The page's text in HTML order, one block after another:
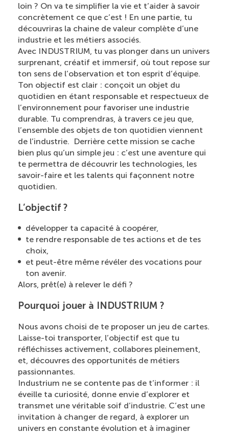
loin ? On va te simplifier la vie et t’aider à savoir
concrètement ce que c’est ! En une partie, tu
découvriras la chaine de valeur complète d’une
industrie et les métiers associés.
Avec INDUSTRIUM, tu vas plonger dans un univers
surprenant, créatif et immersif, où tout repose sur
ton sens de l’observation et ton esprit d’équipe.
Ton objectif est clair : conçoit un objet du
quotidien en étant responsable et respectueux de
l’environnement pour favoriser une industrie
durable. Tu comprendras, à travers ce jeu que,
l’ensemble des objets de ton quotidien viennent
de l’industrie. Derrière cette mission se cache
bien plus qu’un simple jeu : c’est une aventure qui
te permettra de découvrir les technologies, les
savoir-faire et les talents qui façonnent notre
quotidien.
L’objectif ?
développer ta capacité à coopérer,
te rendre responsable de tes actions et de tes
choix,
et peut-être même révéler des vocations pour
ton avenir.
Alors, prêt(e) à relever le défi ?
Pourquoi jouer à INDUSTRIUM ?
Nous avons choisi de te proposer un jeu de cartes.
Laisse-toi transporter, l’objectif est que tu
réfléchisses activement, collabores pleinement,
et, découvres des opportunités de métiers
passionnantes.
Industrium ne se contente pas de t’informer : il
éveille ta curiosité, donne envie d’explorer et
transmet une véritable soif d’industrie. C’est une
invitation à changer de regard, à explorer un
univers en constante évolution et à imaginer